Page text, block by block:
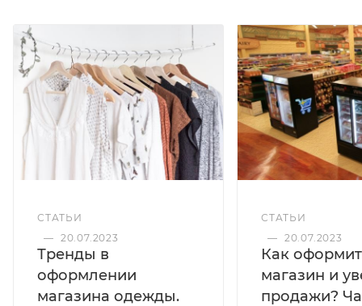
СТАТЬИ
— 20.07.2023
Тренды в
оформлении
магазина одежды.
СТАТЬИ
— 20.07.2023
Как
магазин и
продажи?